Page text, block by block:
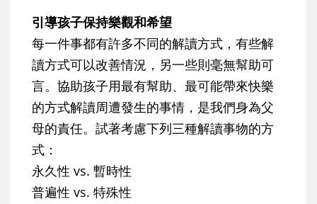
引導孩子保持樂觀和希望
每一件事都有許多不同的解讀方式，有些解
讀方式可以改善情況，另一些則毫無幫助可
言。協助孩子用最有幫助、最可能帶來快樂
的方式解讀周遭發生的事情，是我們身為父
母的責任。試著考慮下列三種解讀事物的方
式：
永久性 vs. 暫時性
普遍性 vs. 特殊性